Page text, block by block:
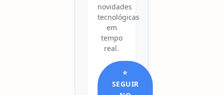
novidades
tecnológicas
em
tempo
real.
⭐
SEGUIR